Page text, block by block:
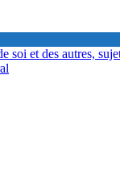
soi et des autres,